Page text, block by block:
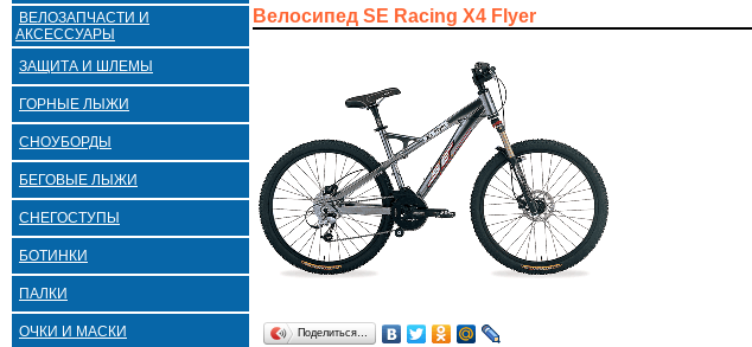
ВЕЛОЗАПЧАСТИ И
АКСЕССУАРЫ
ЗАЩИТА И ШЛЕМЫ
ГОРНЫЕ ЛЫЖИ
СНОУБОРДЫ
БЕГОВЫЕ ЛЫЖИ
СНЕГОСТУПЫ
БОТИНКИ
ПАЛКИ
ОЧКИ И МАСКИ
Велосипед SE Racing X4 Flyer
Поделиться…